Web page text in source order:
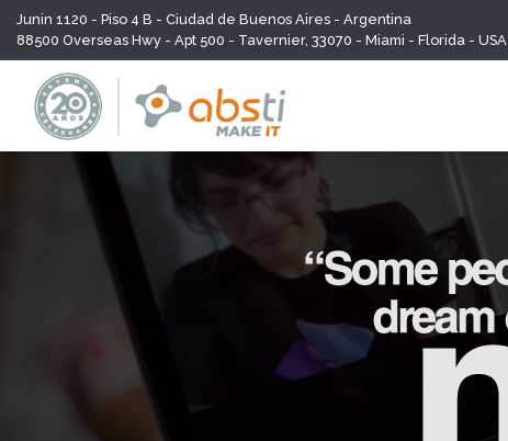
Junin 1120 - Piso 4 B - Ciudad de Buenos Aires - Argentina
88500 Overseas Hwy - Apt 500 - Tavernier, 33070 - Miami - Florida - USA